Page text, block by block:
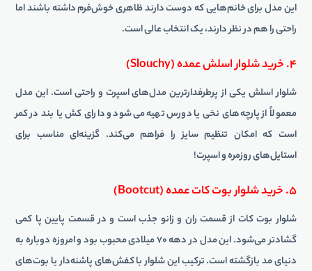
این مدل برای خانم‌هایی که دوست دارند ظاهری خوش‌فرم داشته باشند اما
راحتی را هم در نظر دارند، یک انتخاب عالی است.
۴. خرید شلوار اسلش عمده (Slouchy)
شلوار اسلش یکی از پرطرفدارترین مدل‌های اسپرت و راحتی است. این مدل
معمولاً از پارچه‌های نخی یا دورس تهیه می‌شود و دارای کش یا بند در کمر
است که امکان تنظیم سایز را فراهم می‌کند. گزینه‌ای مناسب برای
استایل‌های روزمره و اسپرت!
۵. خرید شلوار بوت کات عمده (Bootcut)
شلوار بوت کات از قسمت ران و زانو جذب است و در قسمت پایین پا کمی
گشادتر می‌شود. این مدل در دهه ۷۰ میلادی محبوب بود و امروزه دوباره به
دنیای مد بازگشته است. ترکیب این شلوار با کفش‌های پاشنه‌دار یا بوت‌های